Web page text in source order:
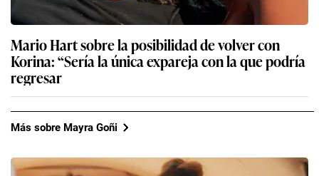
Mario Hart sobre la posibilidad de volver con
Korina: “Sería la única expareja con la que podría
regresar
Más sobre Mayra Goñi